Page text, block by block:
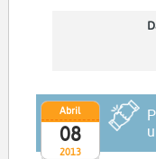
2013
Abril
08